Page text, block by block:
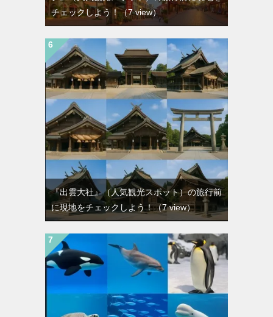
チェックしよう！（7 view）
『出雲大社』（人気観光スポット）の旅行前
に現地をチェックしよう！（7 view）